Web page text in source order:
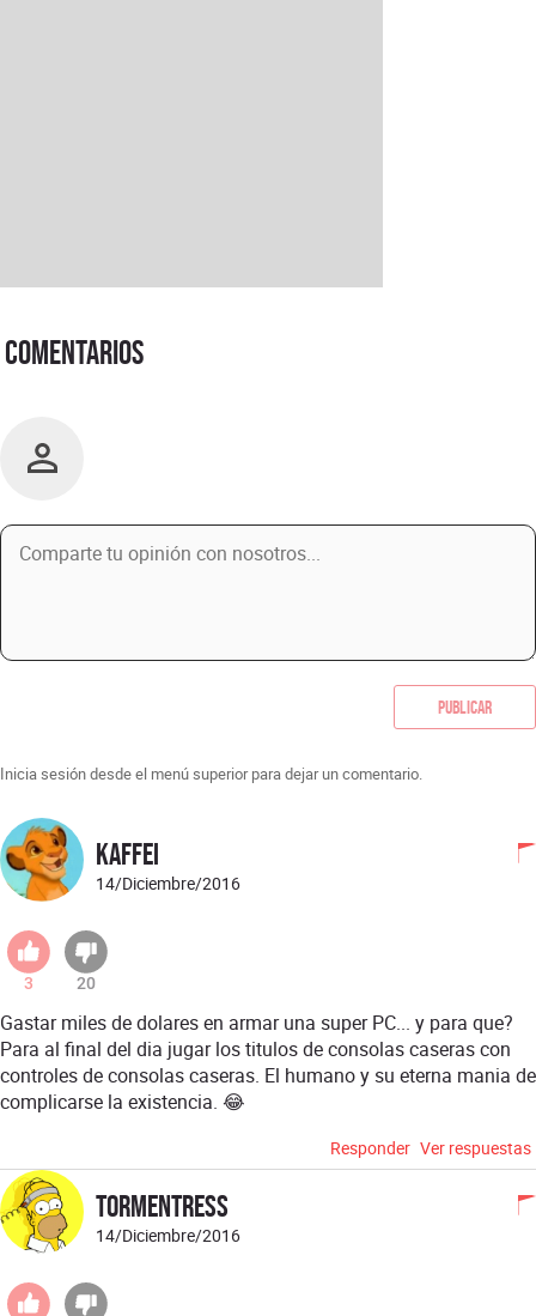
Comentarios
Publicar
Inicia sesión desde el menú superior para dejar un comentario.
Kaffei
14/Diciembre/2016
3 20
Gastar miles de dolares en armar una super PC... y para que?
Para al final del dia jugar los titulos de consolas caseras con
controles de consolas caseras. El humano y su eterna mania de
complicarse la existencia. 😂
Responder Ver respuestas
TormentresS
14/Diciembre/2016